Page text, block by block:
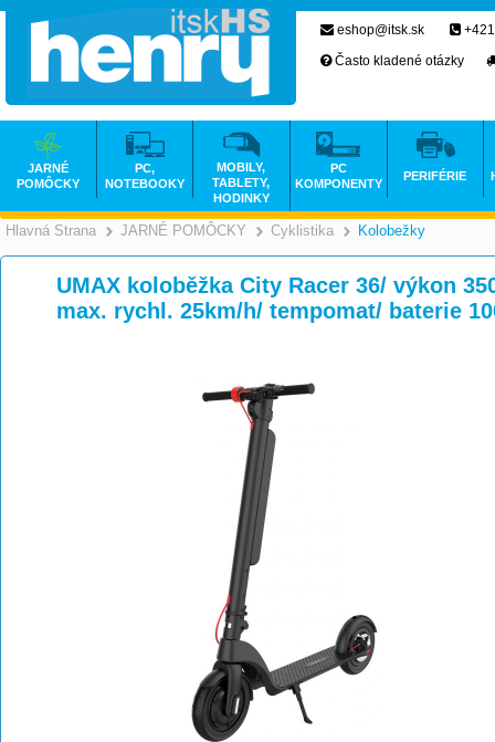
Hlavná Strana >
JARNÉ POMÔCKY >
Cyklistika >
Kolobežky
UMAX koloběžka City Racer 36/ výkon
max. rychl. 25km/h/ tempomat/ baterie
eshop@itsk.sk
Často kladené otázky
JARNÉ
POMÔCKY
PC,
NOTEBOOKY
MOBILY,
TABLETY,
HODINKY
PC
KOMPONENTY
PERIFÉRIE